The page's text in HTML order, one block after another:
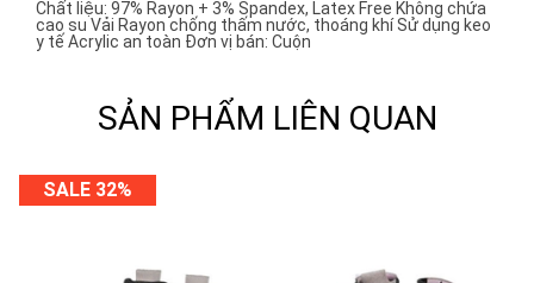
Chất liệu: 97% Rayon + 3% Spandex, Latex Free Không chứa
cao su Vải Rayon chống thấm nước, thoáng khí Sử dụng keo
y tế Acrylic an toàn Đơn vị bán: Cuộn
SẢN PHẨM LIÊN QUAN
SALE 32%